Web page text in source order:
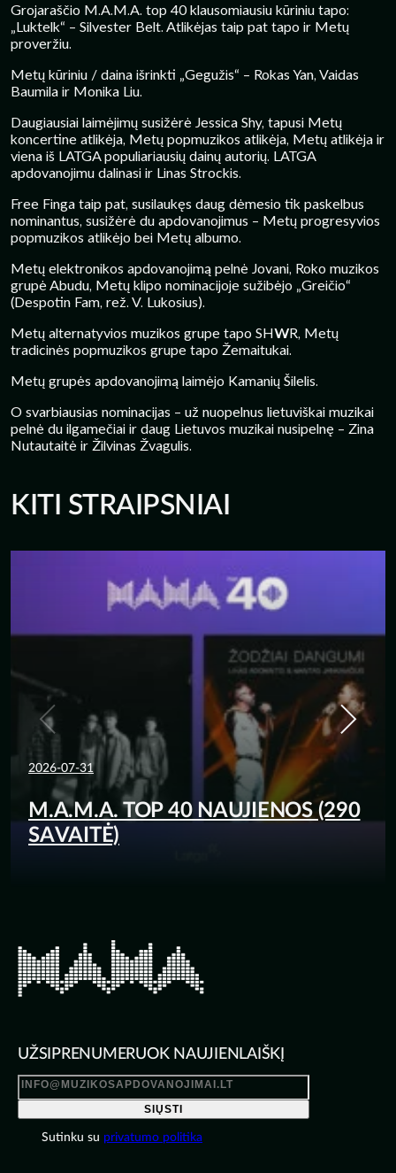
Grojaraščio M.A.M.A. top 40 klausomiausiu kūriniu tapo:
„Luktelk“ – Silvester Belt. Atlikėjas taip pat tapo ir Metų
proveržiu.
Metų kūriniu / daina išrinkti „Gegužis“ – Rokas Yan, Vaidas
Baumila ir Monika Liu.
Daugiausiai laimėjimų susižėrė Jessica Shy, tapusi Metų
koncertine atlikėja, Metų popmuzikos atlikėja, Metų atlikėja ir
viena iš LATGA populiariausių dainų autorių. LATGA
apdovanojimu dalinasi ir Linas Strockis.
Free Finga taip pat, susilaukęs daug dėmesio tik paskelbus
nominantus, susižėrė du apdovanojimus – Metų progresyvios
popmuzikos atlikėjo bei Metų albumo.
Metų elektronikos apdovanojimą pelnė Jovani, Roko muzikos
grupė Abudu, Metų klipo nominacijoje sužibėjo „Greičio“
(Despotin Fam, rež. V. Lukosius).
Metų alternatyvios muzikos grupe tapo SHWR, Metų
tradicinės popmuzikos grupe tapo Žemaitukai.
Metų grupės apdovanojimą laimėjo Kamanių Šilelis.
O svarbiausias nominacijas – už nuopelnus lietuviškai muzikai
pelnė du ilgamečiai ir daug Lietuvos muzikai nusipelnę – Zina
Nutautaitė ir Žilvinas Žvagulis.
KITI STRAIPSNIAI
2026-07-31
M.A.M.A. TOP 40 NAUJIENOS (290
SAVAITĖ)
UŽSIPRENUMERUOK NAUJIENLAIŠKĮ
SIŲSTI
Sutinku su privatumo politika